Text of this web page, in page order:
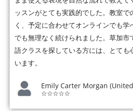
ッスンがとても実践的でした。教室で
く、予定に合わせてオンラインでも学
でも無理なく続けられました。草加市
語クラスを探している方には、とても
います。
Emily Carter Morgan
☆☆☆☆☆